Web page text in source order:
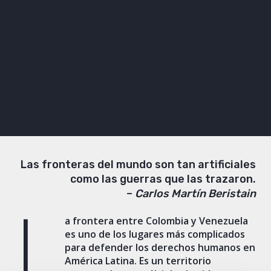
Las fronteras del mundo son tan artificiales
como las guerras que las trazaron.
– Carlos Martín Beristain
L
a frontera entre Colombia y Venezuela
es uno de los lugares más complicados
para defender los derechos humanos en
América Latina. Es un territorio